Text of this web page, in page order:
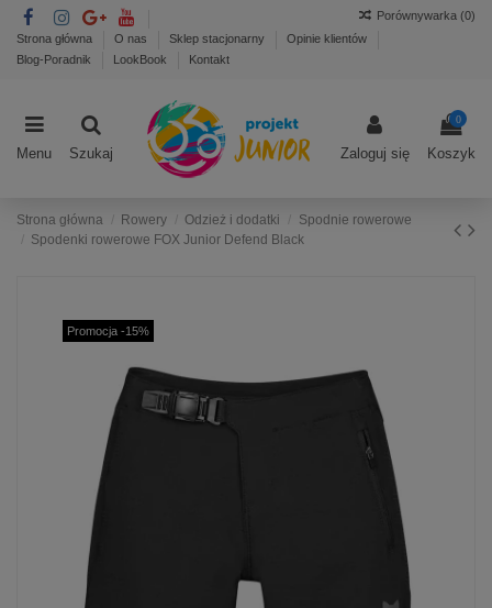
Strona główna O nas Sklep stacjonarny
Opinie klientów
Blog-Poradnik
LookBook Kontakt
Porównywarka (0)
Menu Szukaj Zaloguj się
0
Koszyk
Strona główna Rowery Odzież i dodatki
Spodnie rowerowe
Spodenki rowerowe FOX Junior Defend Black
Promocja -15%